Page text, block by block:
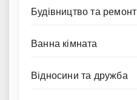
Будівництво та ремонт
Ванна кімната
Відносини та дружба